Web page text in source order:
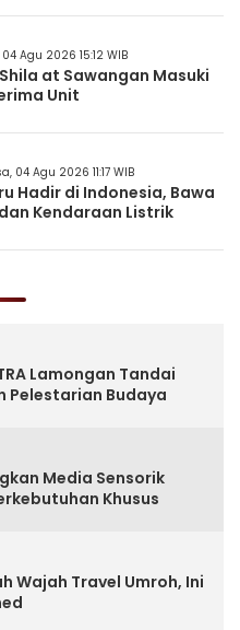
Agu 2026 15:12 WIB
at Sawangan Masuki
Unit
04 Agu 2026 11:17 WIB
Hadir di Indonesia, Bawa
Kendaraan Listrik
Lamongan Tandai
Pelestarian Budaya
Media Sensorik
Khusus
Wajah Travel Umroh, Ini